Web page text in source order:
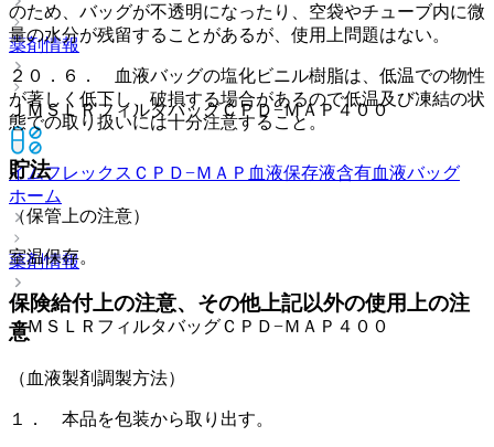
薬剤情報
ＪＭＳＬＲフィルタバッグＣＰＤ−ＭＡＰ４００
イムフレックスＣＰＤ−ＭＡＰ 血液保存液含有血液バッグ
ホーム
薬剤情報
ＪＭＳＬＲフィルタバッグＣＰＤ−ＭＡＰ４００
のため、バッグが不透明になったり、空袋やチューブ内に微
量の水分が残留することがあるが、使用上問題はない。
２０．６． 血液バッグの塩化ビニル樹脂は、低温での物性
が著しく低下し、破損する場合があるので低温及び凍結の状
態での取り扱いには十分注意すること。
貯法
（保管上の注意）
室温保存。
保険給付上の注意、その他上記以外の使用上の注
意
（血液製剤調製方法）
１． 本品を包装から取り出す。